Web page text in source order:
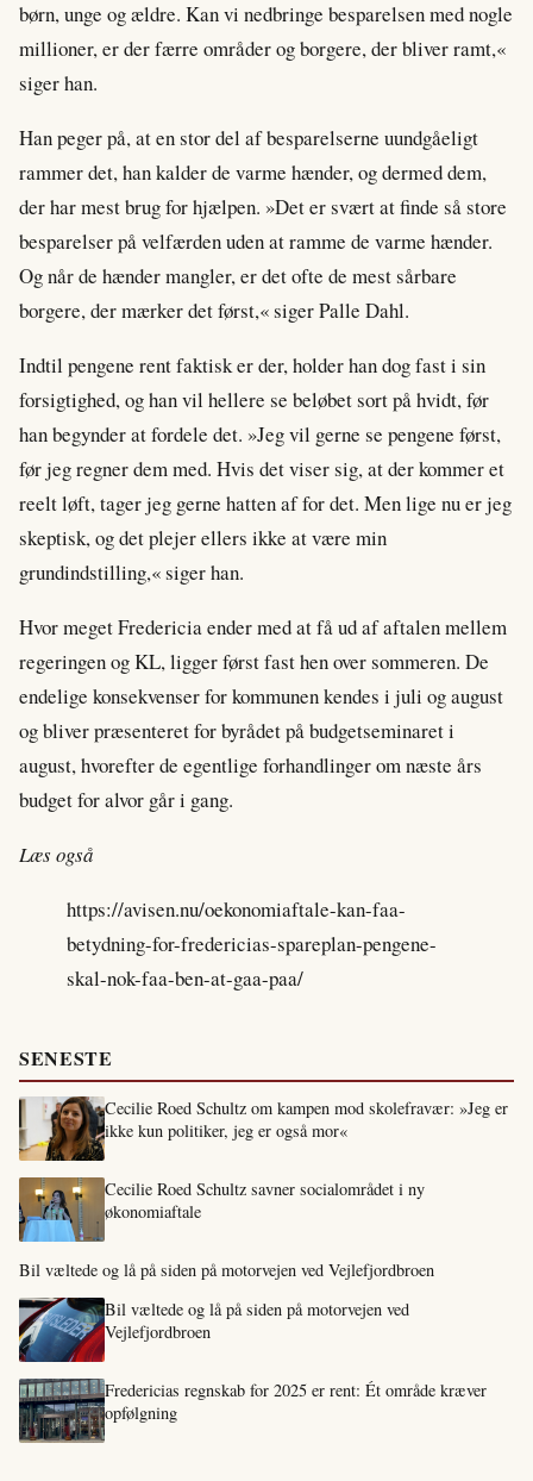
børn, unge og ældre. Kan vi nedbringe besparelsen med nogle
millioner, er der færre områder og borgere, der bliver ramt,«
siger han.
Han peger på, at en stor del af besparelserne uundgåeligt
rammer det, han kalder de varme hænder, og dermed dem,
der har mest brug for hjælpen. »Det er svært at finde så store
besparelser på velfærden uden at ramme de varme hænder.
Og når de hænder mangler, er det ofte de mest sårbare
borgere, der mærker det først,« siger Palle Dahl.
Indtil pengene rent faktisk er der, holder han dog fast i sin
forsigtighed, og han vil hellere se beløbet sort på hvidt, før
han begynder at fordele det. »Jeg vil gerne se pengene først,
før jeg regner dem med. Hvis det viser sig, at der kommer et
reelt løft, tager jeg gerne hatten af for det. Men lige nu er jeg
skeptisk, og det plejer ellers ikke at være min
grundindstilling,« siger han.
Hvor meget Fredericia ender med at få ud af aftalen mellem
regeringen og KL, ligger først fast hen over sommeren. De
endelige konsekvenser for kommunen kendes i juli og august
og bliver præsenteret for byrådet på budgetseminaret i
august, hvorefter de egentlige forhandlinger om næste års
budget for alvor går i gang.
Læs også
https://avisen.nu/oekonomiaftale-kan-faa-
betydning-for-fredericias-spareplan-pengene-
skal-nok-faa-ben-at-gaa-paa/
SENESTE
Cecilie Roed Schultz om kampen mod skolefravær: »Jeg er
ikke kun politiker, jeg er også mor«
Cecilie Roed Schultz savner socialområdet i ny
økonomiaftale
Bil væltede og lå på siden på motorvejen ved Vejlefjordbroen
Bil væltede og lå på siden på motorvejen ved
Vejlefjordbroen
Fredericias regnskab for 2025 er rent: Ét område kræver
opfølgning